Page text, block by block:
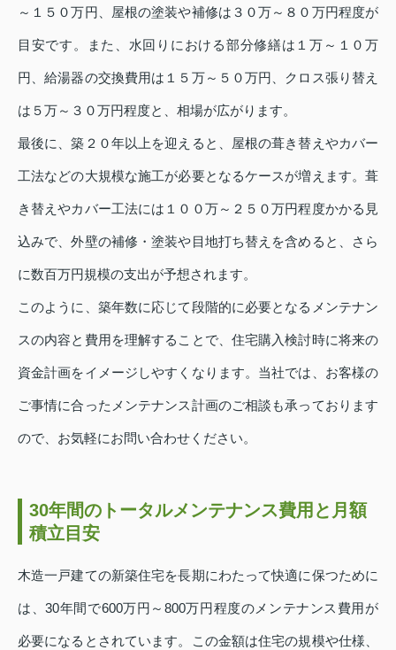
～１５０万円、屋根の塗装や補修は３０万～８０万円程度が
目安です。また、水回りにおける部分修繕は１万～１０万
円、給湯器の交換費用は１５万～５０万円、クロス張り替え
は５万～３０万円程度と、相場が広がります。
最後に、築２０年以上を迎えると、屋根の葺き替えやカバー
工法などの大規模な施工が必要となるケースが増えます。葺
き替えやカバー工法には１００万～２５０万円程度かかる見
込みで、外壁の補修・塗装や目地打ち替えを含めると、さら
に数百万円規模の支出が予想されます。
このように、築年数に応じて段階的に必要となるメンテナン
スの内容と費用を理解することで、住宅購入検討時に将来の
資金計画をイメージしやすくなります。当社では、お客様の
ご事情に合ったメンテナンス計画のご相談も承っております
ので、お気軽にお問い合わせください。
30年間のトータルメンテナンス費用と月額
積立目安
木造一戸建ての新築住宅を長期にわたって快適に保つために
は、30年間で600万円～800万円程度のメンテナンス費用が
必要になるとされています。この金額は住宅の規模や仕様、